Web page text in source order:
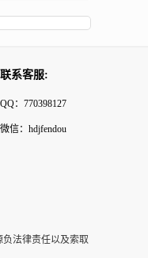
联系客服:
QQ：770398127
微信：hdjfendou
法律责任以及索取